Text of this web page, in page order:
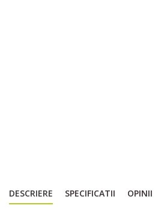
DESCRIERE SPECIFICATII OPINII